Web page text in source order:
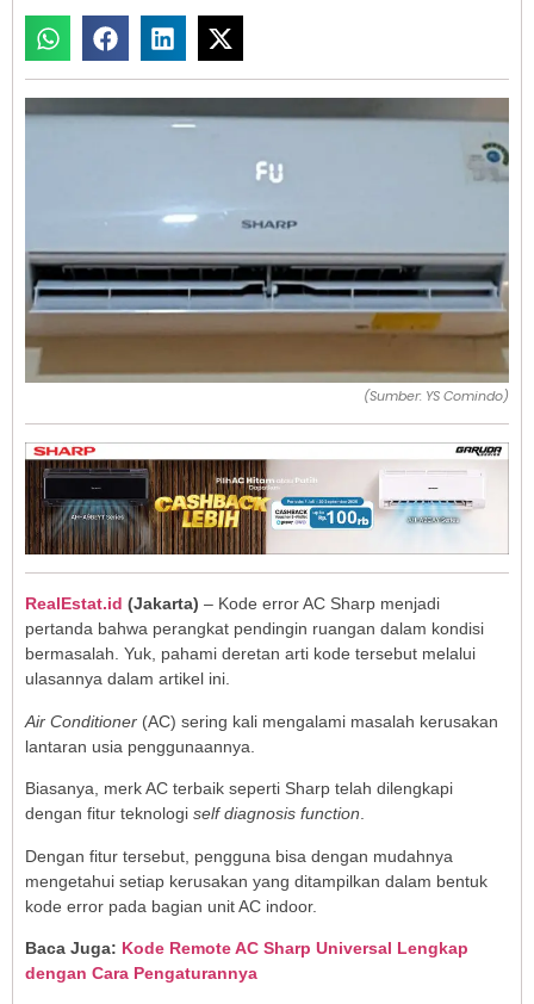
(Sumber: YS Comindo)
RealEstat.id (Jakarta) – Kode error AC Sharp menjadi
pertanda bahwa perangkat pendingin ruangan dalam kondisi
bermasalah. Yuk, pahami deretan arti kode tersebut melalui
ulasannya dalam artikel ini.
Air Conditioner (AC) sering kali mengalami masalah kerusakan
lantaran usia penggunaannya.
Biasanya, merk AC terbaik seperti Sharp telah dilengkapi
dengan fitur teknologi self diagnosis function.
Dengan fitur tersebut, pengguna bisa dengan mudahnya
mengetahui setiap kerusakan yang ditampilkan dalam bentuk
kode error pada bagian unit AC indoor.
Baca Juga: Kode Remote AC Sharp Universal Lengkap
dengan Cara Pengaturannya